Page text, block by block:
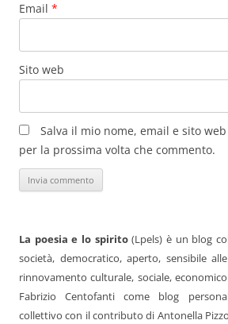
Email *
Sito web
Salva il mio nome, email e sito
per la prossima volta che commento.
La poesia e lo spirito(Lpels) è un blog
società, democratico, aperto, sensibile
rinnovamento culturale, sociale,
Fabrizio Centofanti come blog
collettivo con il contributo di Antonella